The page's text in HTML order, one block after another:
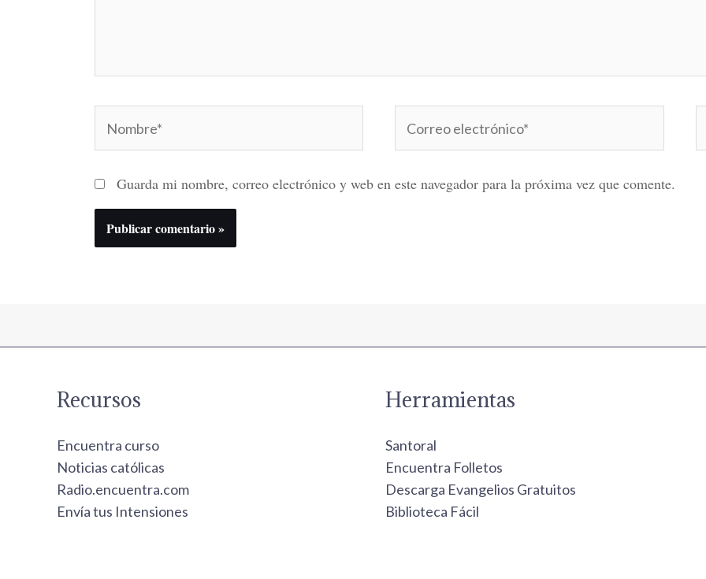
electrónico*
Guarda mi nombre, correo electrónico y web en este navegador para la próxima vez que comente.
Recursos
Encuentra curso
Noticias católicas
Radio.encuentra.com
Envía tus Intensiones
Herramientas
Santoral
Encuentra Folletos
Descarga Evangelios Gratuitos
Biblioteca Fácil